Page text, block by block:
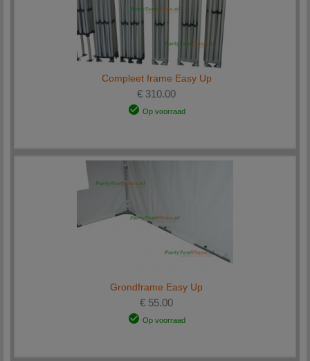
Compleet frame Easy Up
€ 310.00
Op voorraad
Grondframe Easy Up
€ 55.00
Op voorraad